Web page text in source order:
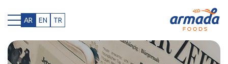
TR
EN
AR